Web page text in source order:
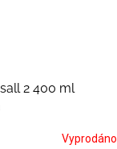
2 400 ml
Vyprodáno